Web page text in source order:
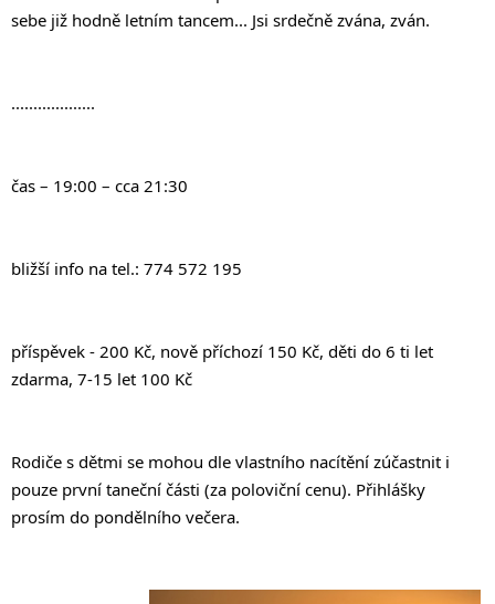
sebe již hodně letním tancem... Jsi srdečně zvána, zván.
...................
čas – 19:00 – cca 21:30
bližší info na tel.: 774 572 195
příspěvek - 200 Kč, nově příchozí 150 Kč, děti do 6 ti let
zdarma, 7-15 let 100 Kč
Rodiče s dětmi se mohou dle vlastního nacítění zúčastnit i
pouze první taneční části (za poloviční cenu). Přihlášky
prosím do pondělního večera.